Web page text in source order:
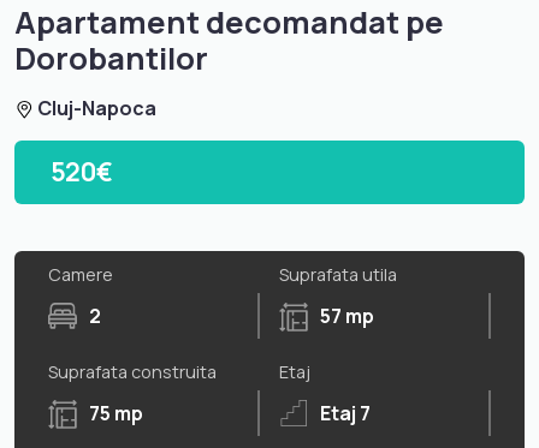
Apartament decomandat pe
Dorobantilor
Cluj-Napoca
520€
Camere
2
Suprafata utila
57 mp
Suprafata construita
75 mp
Etaj
Etaj 7